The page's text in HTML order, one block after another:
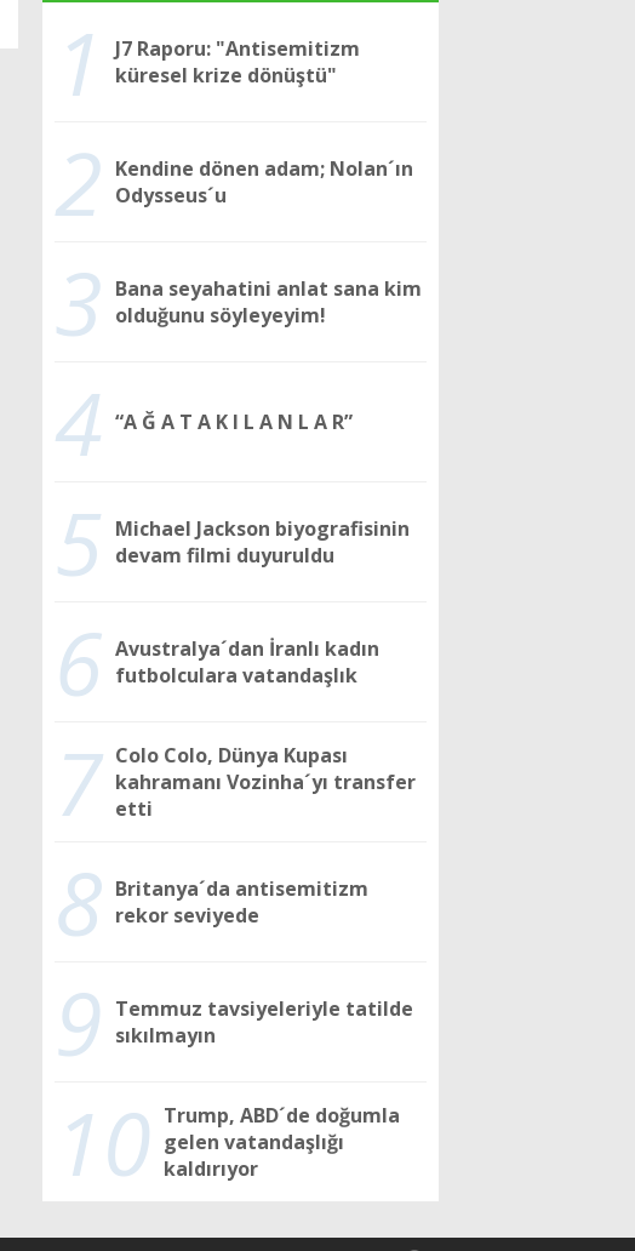
1
J7 Raporu: "Antisemitizm
küresel krize dönüştü"
2 Kendine dönen adam; Nolan´ın
Odysseus´u
3 Bana seyahatini anlat sana kim
olduğunu söyleyeyim!
4 “A Ğ A T A K I L A N L A R”
5 Michael Jackson biyografisinin
devam filmi duyuruldu
6 Avustralya´dan İranlı kadın
futbolculara vatandaşlık
7 Colo Colo, Dünya Kupası
kahramanı Vozinha´yı transfer
etti
8 Britanya´da antisemitizm
rekor seviyede
9
Temmuz tavsiyeleriyle tatilde
sıkılmayın
10 Trump, ABD´de doğumla
gelen vatandaşlığı
kaldırıyor